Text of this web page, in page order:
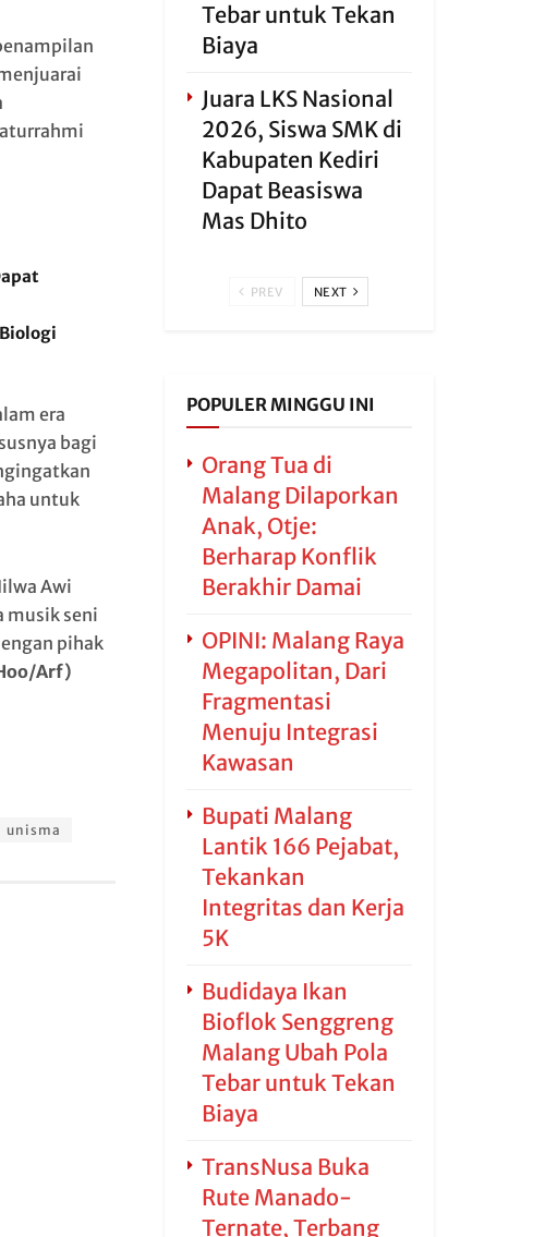
era
bagi
untuk
Awi
musik seni
pihak
Arf)
unisma
Tebar untuk Tekan
Biaya
Juara LKS Nasional
2026, Siswa SMK di
Kabupaten Kediri
Dapat Beasiswa
Mas Dhito
PREV NEXT
POPULER MINGGU INI
Orang Tua di
Malang Dilaporkan
Anak, Otje:
Berharap Konflik
Berakhir Damai
OPINI: Malang Raya
Megapolitan, Dari
Fragmentasi
Menuju Integrasi
Kawasan
Bupati Malang
Lantik 166 Pejabat,
Tekankan
Integritas dan Kerja
5K
Budidaya Ikan
Bioflok Senggreng
Malang Ubah Pola
Tebar untuk Tekan
Biaya
TransNusa Buka
Rute Manado-
Ternate, Terbang